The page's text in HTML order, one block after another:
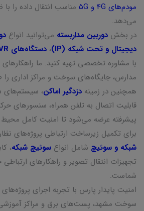
مودم‌های 4G و 5G
مناسب انتقال داده را با
می‌دهد.
در بخش دوربین مداربسته می‌توانید انواع
دیجیتال و تحت شبکه (IP)
، دستگاه‌های NVR
با مشاوره تخصصی تهیه کنید. ما
مدارس، جایگاه‌های سوخت و مراکز اداری را
همچنین در زمینه دزدگیر اماکن، سیستم‌های
قابلیت اتصال به تلفن همراه، سنسورهای
پیشرفته عرضه می‌شود تا امنیت کامل
برای تکمیل زیرساخت ارتباطی پروژه‌های
شبکه و سوئیچ شامل انواع سوئیچ شبکه،
تجهیزات انتقال تصویر و راهکارهای
شماست.
امنیت پایدار پارس با تجربه اجرای
سوخت مشهد، پست‌های برق و مراکز آموزشی،